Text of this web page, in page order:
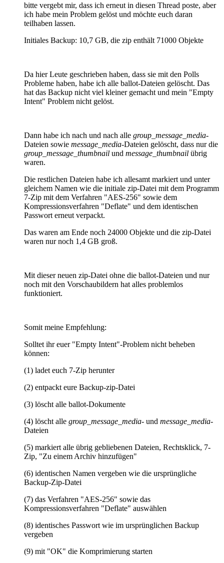
bitte vergebt mir, dass ich erneut in diesen Thread poste, aber
ich habe mein Problem gelöst und möchte euch daran
teilhaben lassen.
Initiales Backup: 10,7 GB, die zip enthält 71000 Objekte
Da hier Leute geschrieben haben, dass sie mit den Polls
Probleme haben, habe ich alle ballot-Dateien gelöscht. Das
hat das Backup nicht viel kleiner gemacht und mein "Empty
Intent" Problem nicht gelöst.
Dann habe ich nach und nach alle group_message_media-
Dateien sowie message_media-Dateien gelöscht, dass nur die
group_message_thumbnail und message_thumbnail übrig
waren.
Die restlichen Dateien habe ich allesamt markiert und unter
gleichem Namen wie die initiale zip-Datei mit dem Programm
7-Zip mit dem Verfahren "AES-256" sowie dem
Kompressionsverfahren "Deflate" und dem identischen
Passwort erneut verpackt.
Das waren am Ende noch 24000 Objekte und die zip-Datei
waren nur noch 1,4 GB groß.
Mit dieser neuen zip-Datei ohne die ballot-Dateien und nur
noch mit den Vorschaubildern hat alles problemlos
funktioniert.
Somit meine Empfehlung:
Solltet ihr euer "Empty Intent"-Problem nicht beheben
können:
(1) ladet euch 7-Zip herunter
(2) entpackt eure Backup-zip-Datei
(3) löscht alle ballot-Dokumente
(4) löscht alle group_message_media- und message_media-
Dateien
(5) markiert alle übrig gebliebenen Dateien, Rechtsklick, 7-
Zip, "Zu einem Archiv hinzufügen"
(6) identischen Namen vergeben wie die ursprüngliche
Backup-Zip-Datei
(7) das Verfahren "AES-256" sowie das
Kompressionsverfahren "Deflate" auswählen
(8) identisches Passwort wie im ursprünglichen Backup
vergeben
(9) mit "OK" die Komprimierung starten